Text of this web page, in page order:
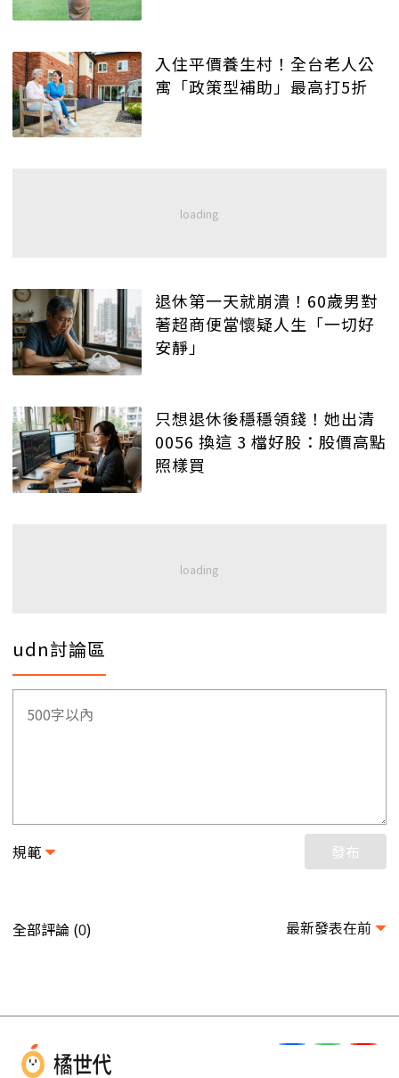
入住平價養生村！全台老人公
寓「政策型補助」最高打5折
退休第一天就崩潰！60歲男對
著超商便當懷疑人生「一切好
安靜」
只想退休後穩穩領錢！她出清
0056 換這 3 檔好股：股價高點
照樣買
udn討論區
規範 發布
全部評論 (0) 最新發表在前